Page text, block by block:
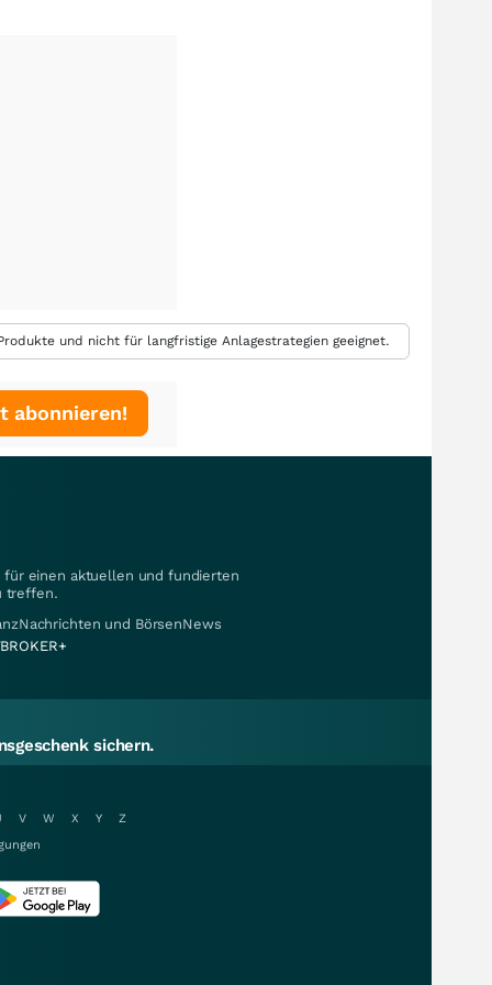
und nicht für langfristige Anlagestrategien geeignet.
abonnieren!
für einen aktuellen und fundierten
treffen.
und BörsenNews
sichern.
V W X Y
Z